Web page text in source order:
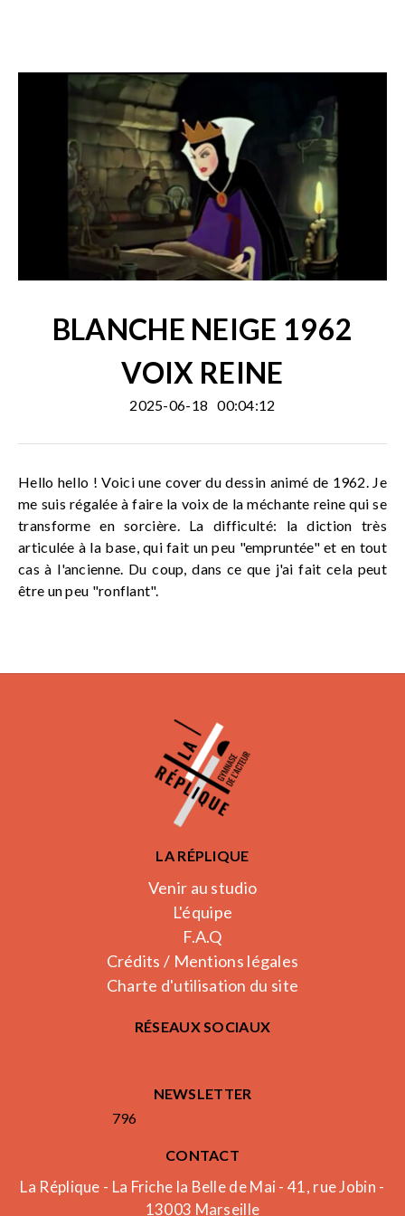
BLANCHE NEIGE 1962
VOIX REINE
2025-06-18 00:04:12
Hello hello ! Voici une cover du dessin animé de 1962. Je
me suis régalée à faire la voix de la méchante reine qui se
transforme en sorcière. La difficulté: la diction très
articulée à la base, qui fait un peu "empruntée" et en tout
cas à l'ancienne. Du coup, dans ce que j'ai fait cela peut
être un peu "ronflant".
LA RÉPLIQUE
Venir au studio
L'équipe
F.A.Q
Crédits / Mentions légales
Charte d'utilisation du site
RÉSEAUX SOCIAUX
NEWSLETTER
796
CONTACT
La Réplique - La Friche la Belle de Mai - 41, rue Jobin -
13003 Marseille